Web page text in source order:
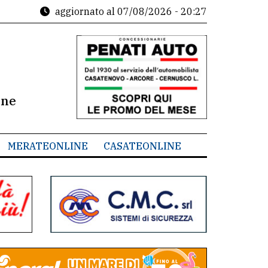
aggiornato al 07/08/2026 - 20:27
MERATEONLINE CASATEONLINE